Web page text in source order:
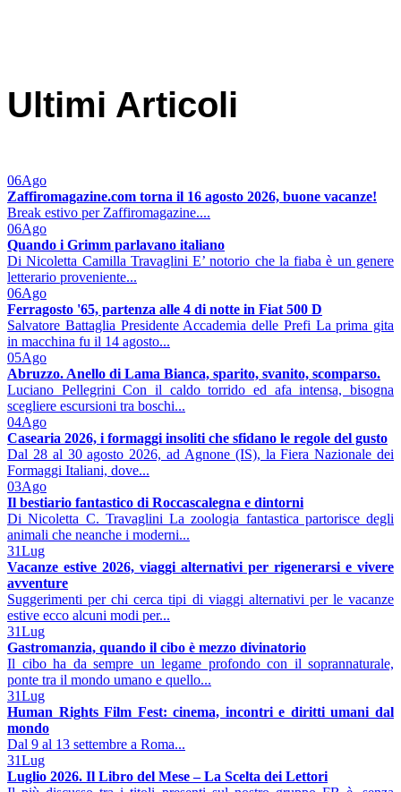
Ultimi Articoli
06Ago
Zaffiromagazine.com torna il 16 agosto 2026, buone vacanze!
Break estivo per Zaffiromagazine....
06Ago
Quando i Grimm parlavano italiano
Di Nicoletta Camilla Travaglini E’ notorio che la fiaba è un genere
letterario proveniente...
06Ago
Ferragosto '65, partenza alle 4 di notte in Fiat 500 D
Salvatore Battaglia Presidente Accademia delle Prefi La prima gita
in macchina fu il 14 agosto...
05Ago
Abruzzo. Anello di Lama Bianca, sparito, svanito, scomparso.
Luciano Pellegrini Con il caldo torrido ed afa intensa, bisogna
scegliere escursioni tra boschi...
04Ago
Casearia 2026, i formaggi insoliti che sfidano le regole del gusto
Dal 28 al 30 agosto 2026, ad Agnone (IS), la Fiera Nazionale dei
Formaggi Italiani, dove...
03Ago
Il bestiario fantastico di Roccascalegna e dintorni
Di Nicoletta C. Travaglini La zoologia fantastica partorisce degli
animali che neanche i moderni...
31Lug
Vacanze estive 2026, viaggi alternativi per rigenerarsi e vivere
avventure
Suggerimenti per chi cerca tipi di viaggi alternativi per le vacanze
estive ecco alcuni modi per...
31Lug
Gastromanzia, quando il cibo è mezzo divinatorio
Il cibo ha da sempre un legame profondo con il soprannaturale,
ponte tra il mondo umano e quello...
31Lug
Human Rights Film Fest: cinema, incontri e diritti umani dal
mondo
Dal 9 al 13 settembre a Roma...
31Lug
Luglio 2026. Il Libro del Mese – La Scelta dei Lettori